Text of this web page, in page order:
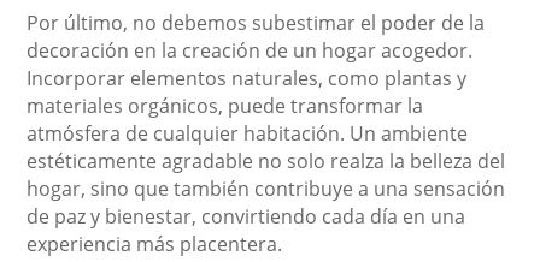
Por último, no debemos subestimar el poder de la
decoración en la creación de un hogar acogedor.
Incorporar elementos naturales, como plantas y
materiales orgánicos, puede transformar la
atmósfera de cualquier habitación. Un ambiente
estéticamente agradable no solo realza la belleza del
hogar, sino que también contribuye a una sensación
de paz y bienestar, convirtiendo cada día en una
experiencia más placentera.